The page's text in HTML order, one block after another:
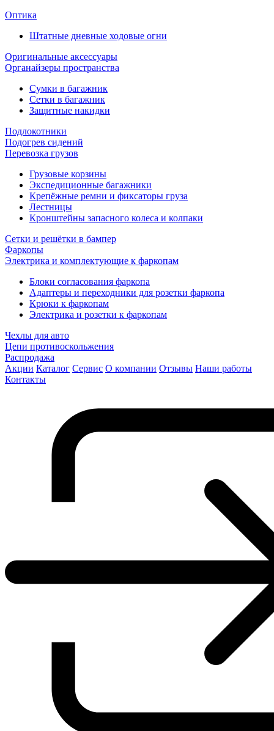
Оптика
Штатные дневные ходовые огни
Оригинальные аксессуары
Органайзеры пространства
Сумки в багажник
Сетки в багажник
Защитные накидки
Подлокотники
Подогрев сидений
Перевозка грузов
Грузовые корзины
Экспедиционные багажники
Крепёжные ремни и фиксаторы груза
Лестницы
Кронштейны запасного колеса и колпаки
Сетки и решётки в бампер
Фаркопы
Электрика и комплектующие к фаркопам
Блоки согласования фаркопа
Адаптеры и переходники для розетки фаркопа
Крюки к фаркопам
Электрика и розетки к фаркопам
Чехлы для авто
Цепи противоскольжения
Распродажа
Акции Каталог Сервис О компании Отзывы Наши работы
Контакты